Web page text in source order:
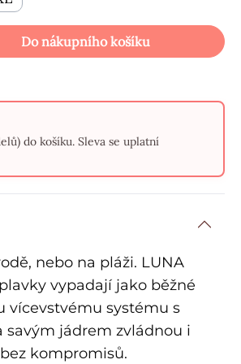
požadované
Do nákupního košíku
do košíku. Sleva se uplatní
nebo na pláži. LUNA
vypadají jako běžné
vícevstvému systému s
jádrem zvládnou i
kompromisů.